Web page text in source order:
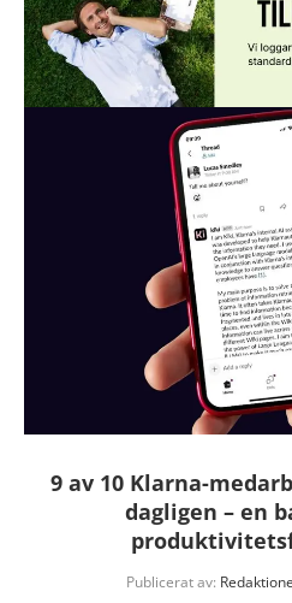
9 av 10 Klarna-
dagligen – en
Publicerat av: